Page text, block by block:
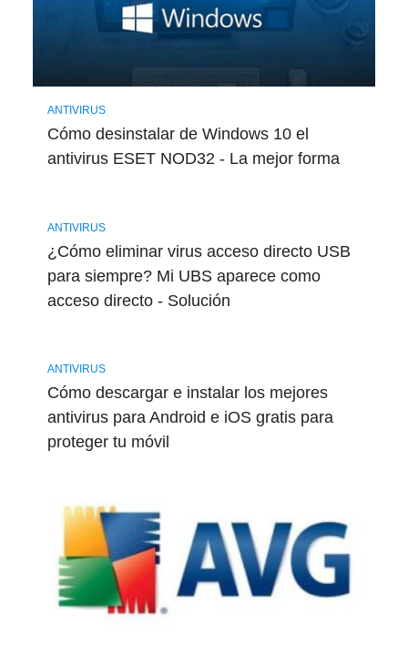
ANTIVIRUS
Cómo desinstalar de Windows 10 el
antivirus ESET NOD32 - La mejor forma
ANTIVIRUS
¿Cómo eliminar virus acceso directo USB
para siempre? Mi UBS aparece como
acceso directo - Solución
ANTIVIRUS
Cómo descargar e instalar los mejores
antivirus para Android e iOS gratis para
proteger tu móvil